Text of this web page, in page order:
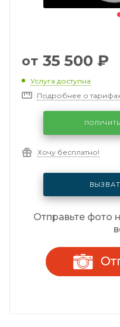
от 35 500 ₽
Услуга доступна
Подробнее о
Хочу бесплатно!
Отправьте фото